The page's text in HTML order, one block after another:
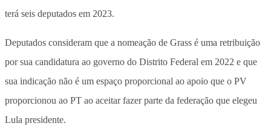
terá seis deputados em 2023.
Deputados consideram que a nomeação de Grass é uma retribuição
por sua candidatura ao governo do Distrito Federal em 2022 e que
sua indicação não é um espaço proporcional ao apoio que o PV
proporcionou ao PT ao aceitar fazer parte da federação que elegeu
Lula presidente.